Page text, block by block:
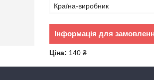
Країна-виробник
Інформація для
Ціна: 140 ₴